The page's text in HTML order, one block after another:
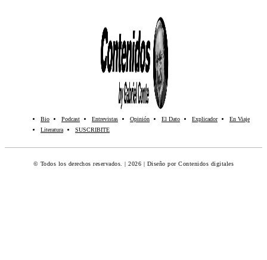
Bio Podcast Entrevistas Opinión El Dato Explicador
En Viaje
Literatura
SUSCRIBITE
© Todos los derechos reservados. | 2026 | Diseño por Contenidos digitales